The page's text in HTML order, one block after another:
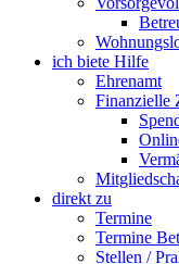
ich biete Hilfe
Ehrenamt
Finanzielle
direkt zu
Termine
Termine
Stellen /